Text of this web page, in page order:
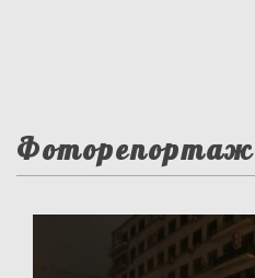
Фоторепортаж